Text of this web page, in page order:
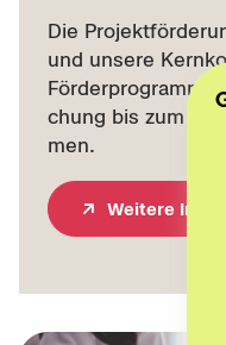
Die
und un­se­re
För­der­pro­gram­me
chung bis zum
men.
Wei­te­re